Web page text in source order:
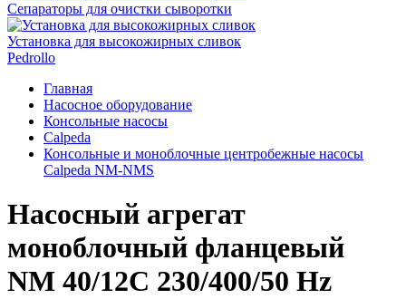
Сепараторы для очистки сыворотки
Установка для высокожирных сливок
Pedrollo
Главная
Насосное оборудование
Консольные насосы
Calpeda
Консольные и моноблочные центробежные насосы
Calpeda NM-NMS
Насосный агрегат
моноблочный фланцевый
NM 40/12C 230/400/50 Hz